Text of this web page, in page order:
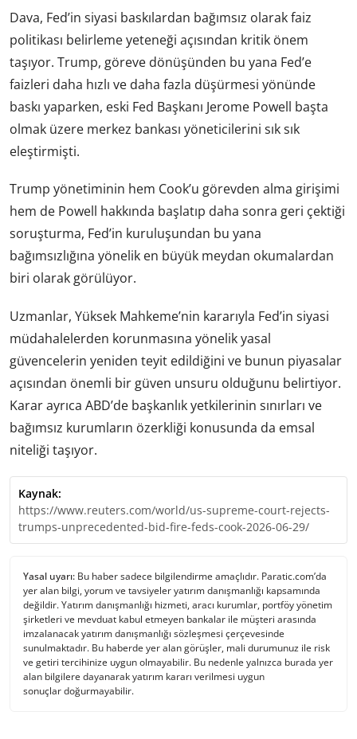
Dava, Fed’in siyasi baskılardan bağımsız olarak faiz
politikası belirleme yeteneği açısından kritik önem
taşıyor. Trump, göreve dönüşünden bu yana Fed’e
faizleri daha hızlı ve daha fazla düşürmesi yönünde
baskı yaparken, eski Fed Başkanı Jerome Powell başta
olmak üzere merkez bankası yöneticilerini sık sık
eleştirmişti.
Trump yönetiminin hem Cook’u görevden alma girişimi
hem de Powell hakkında başlatıp daha sonra geri çektiği
soruşturma, Fed’in kuruluşundan bu yana
bağımsızlığına yönelik en büyük meydan okumalardan
biri olarak görülüyor.
Uzmanlar, Yüksek Mahkeme’nin kararıyla Fed’in siyasi
müdahalelerden korunmasına yönelik yasal
güvencelerin yeniden teyit edildiğini ve bunun piyasalar
açısından önemli bir güven unsuru olduğunu belirtiyor.
Karar ayrıca ABD’de başkanlık yetkilerinin sınırları ve
bağımsız kurumların özerkliği konusunda da emsal
niteliği taşıyor.
Kaynak:
https://www.reuters.com/world/us-supreme-court-rejects-
trumps-unprecedented-bid-fire-feds-cook-2026-06-29/
Yasal uyarı: Bu haber sadece bilgilendirme amaçlıdır. Paratic.com’da
yer alan bilgi, yorum ve tavsiyeler yatırım danışmanlığı kapsamında
değildir. Yatırım danışmanlığı hizmeti, aracı kurumlar, portföy yönetim
şirketleri ve mevduat kabul etmeyen bankalar ile müşteri arasında
imzalanacak yatırım danışmanlığı sözleşmesi çerçevesinde
sunulmaktadır. Bu haberde yer alan görüşler, mali durumunuz ile risk
ve getiri tercihinize uygun olmayabilir. Bu nedenle yalnızca burada yer
alan bilgilere dayanarak yatırım kararı verilmesi uygun
sonuçlar doğurmayabilir.